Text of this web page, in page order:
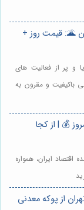
🌋: قیمت روز +
و پر از فعالیت های
باکیفیت و مقرون به
💰 | از کجا
اقتصاد ایران، همواره
از پوکه معدنی